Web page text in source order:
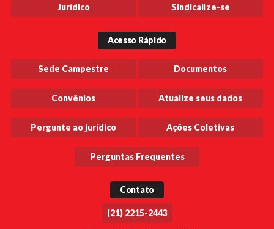
Jurídico Sindicalize-se
Acesso Rápido
Sede Campestre Documentos
Convênios Atualize seus dados
Pergunte ao jurídico Ações Coletivas
Perguntas Frequentes
Contato
(21) 2215-2443